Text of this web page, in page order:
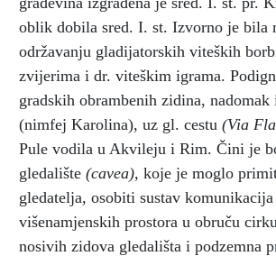
oblik dobila sred. I. st. Izvorno je bila
održavanju gladijatorskih viteških
zvijerima i dr. viteškim igrama.
gradskih obrambenih zidina, nadomak
(nimfej Karolina), uz gl. cestu (Via
Pule vodila u Akvileju i Rim. Čini je
gledalište (cavea), koje je moglo
gledatelja, osobiti sustav
višenamjenskih prostora u obruču
nosivih zidova gledališta i podzemna